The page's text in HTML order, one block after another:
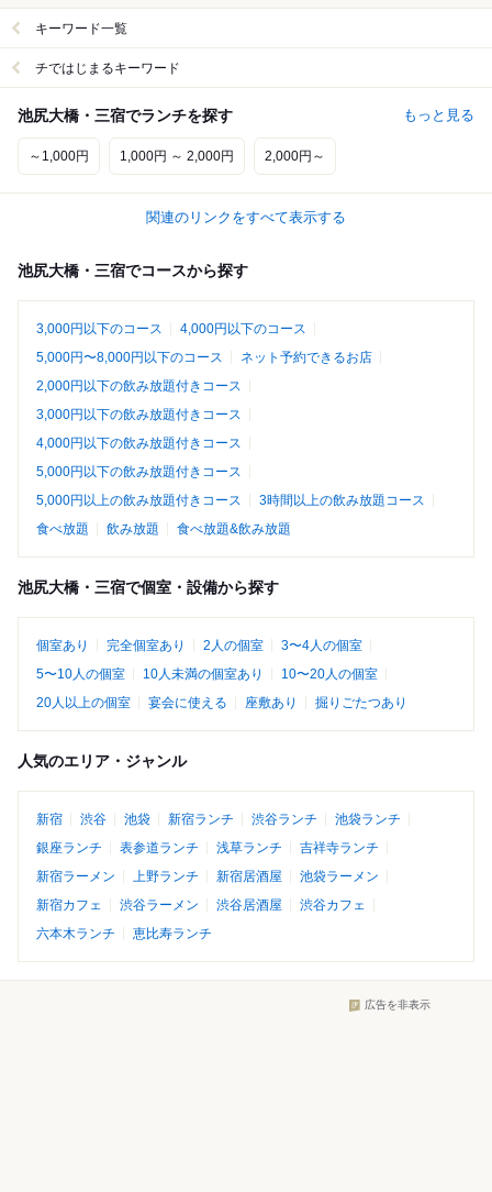
キーワード一覧
チではじまるキーワード
池尻大橋・三宿でランチを探す もっと見る
～1,000円 1,000円 ～ 2,000円 2,000円～
関連のリンクをすべて表示する
池尻大橋・三宿でコースから探す
3,000円以下のコース
4,000円以下のコース
5,000円〜8,000円以下のコース
ネット予約できるお店
2,000円以下の飲み放題付きコース
3,000円以下の飲み放題付きコース
4,000円以下の飲み放題付きコース
5,000円以下の飲み放題付きコース
5,000円以上の飲み放題付きコース
3時間以上の飲み放題コース
食べ放題
飲み放題 食べ放題&飲み放題
池尻大橋・三宿で個室・設備から探す
個室あり 完全個室あり 2人の個室
3〜4人の個室
5〜10人の個室
10人未満の個室あり
10〜20人の個室
20人以上の個室
宴会に使える 座敷あり 掘りごたつあり
人気のエリア・ジャンル
新宿 渋谷 池袋 新宿ランチ 渋谷ランチ
池袋ランチ
銀座ランチ
表参道ランチ 浅草ランチ
吉祥寺ランチ
新宿ラーメン
上野ランチ 新宿居酒屋
池袋ラーメン
新宿カフェ
渋谷ラーメン 渋谷居酒屋
渋谷カフェ
六本木ランチ
恵比寿ランチ
広告を非表示